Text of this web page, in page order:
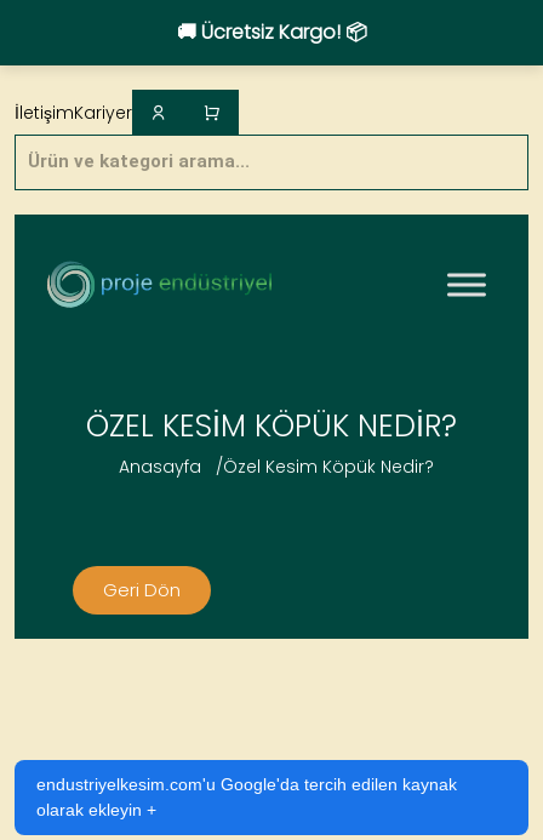
🚚 Ücretsiz Kargo! 📦
to
content
Products
search
İletişimKariyer
ÖZEL KESIM KÖPÜK NEDIR?
Anasayfa /Özel Kesim Köpük Nedir?
Geri Dön
endustriyelkesim.com'u Google'da tercih edilen kaynak
olarak ekleyin +